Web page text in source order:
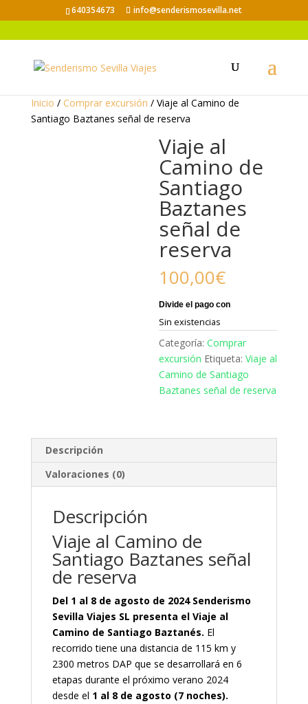
640354673 info@senderismosevilla.net
Inicio / Comprar excursión / Viaje al Camino de
Santiago Baztanes señal de reserva
Viaje al
Camino de
Santiago
Baztanes
señal de
reserva
100,00€
Sin existencias
Categoría:Comprar
excursión Etiqueta:Viaje al
Camino de Santiago
Baztanes señal de reserva
Descripción
Valoraciones (0)
Descripción
Viaje al Camino de
Santiago Baztanes señal
de reserva
Del 1 al 8 de agosto de 2024 Senderismo
Sevilla Viajes SL presenta el Viaje al
Camino de Santiago Baztanés. El
recorrido tiene una distancia de 115 km y
2300 metros DAP que se desarrollará en 6
etapas durante el próximo verano 2024
desde el 1 al 8 de agosto (7 noches).